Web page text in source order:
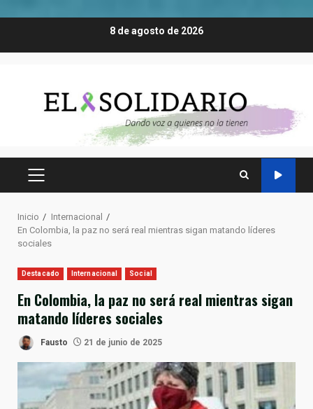
8 de agosto de 2026
MENÚ
Inicio
Internacional
En Colombia, la paz no será real mientras sigan matando líderes
sociales
Destacado Internacional Social
En Colombia, la paz no será real mientras sigan
matando líderes sociales
Fausto 21 de junio de 2025